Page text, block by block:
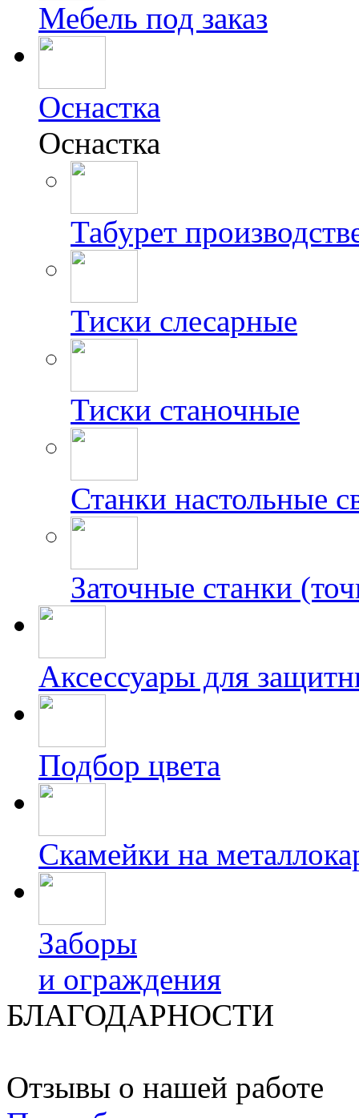
Мебель под заказ
Оснастка
Оснастка
Табурет
Тиски слесарные
Тиски станочные
Станки настольные
Заточные станки
Аксессуары для
Подбор цвета
Скамейки на
Заборы
и ограждения
БЛАГОДАРНОСТИ
Отзывы о нашей работе